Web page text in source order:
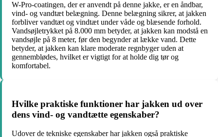
W-Pro-coatingen, der er anvendt på denne jakke, er en åndbar,
vind- og vandtæt belægning. Denne belægning sikrer, at jakken
forbliver vandtæt og vindtæt under våde og blæsende forhold.
Vandsøjletrykket på 8.000 mm betyder, at jakken kan modstå en
vandsøjle på 8 meter, før den begynder at lække vand. Dette
betyder, at jakken kan klare moderate regnbyger uden at
gennemblødes, hvilket er vigtigt for at holde dig tør og
komfortabel.
Hvilke praktiske funktioner har jakken ud over
dens vind- og vandtætte egenskaber?
Udover de tekniske egenskaber har jakken også praktiske